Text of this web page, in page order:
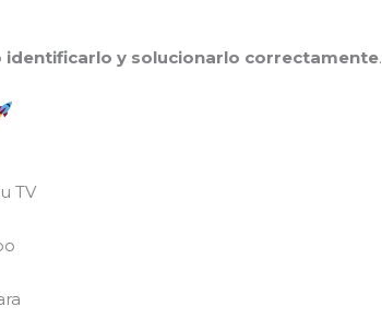
identificarlo y solucionarlo correctamente.
TV